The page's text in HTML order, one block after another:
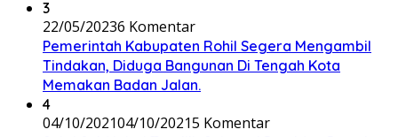
3
22/05/20236 Komentar
Pemerintah Kabupaten Rohil Segera Mengambil
Tindakan, Diduga Bangunan Di Tengah Kota
Memakan Badan Jalan.
4
04/10/202104/10/20215 Komentar